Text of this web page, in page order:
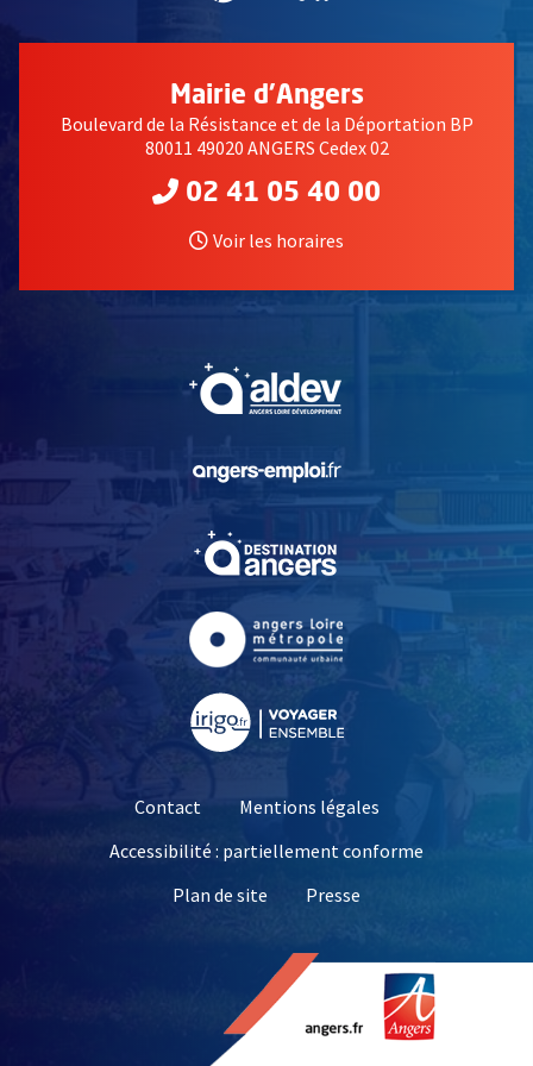
Mairie d'Angers
Boulevard de la Résistance et de la Déportation BP
80011 49020 ANGERS Cedex 02
02 41 05 40 00
Voir les horaires
, Ouvre une nouvelle
, Ouvre une nouvelle
Contact
Mentions légales
Accessibilité : partiellement conforme
Plan de site
Presse